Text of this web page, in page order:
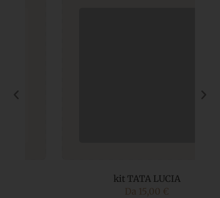
kit TATA LUCIA
15,00€